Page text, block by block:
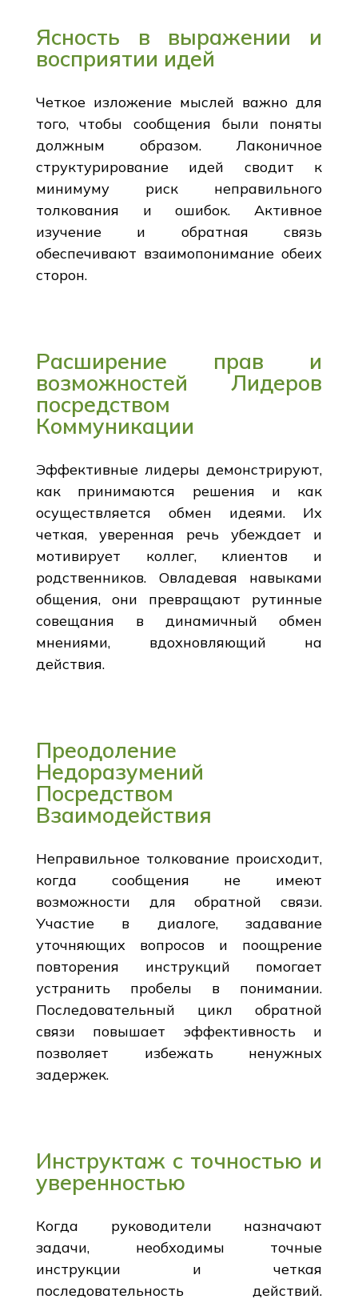
Ясность в выражении и
восприятии идей
Четкое изложение мыслей важно для
того, чтобы сообщения были поняты
должным образом. Лаконичное
структурирование идей сводит к
минимуму риск неправильного
толкования и ошибок. Активное
изучение и обратная связь
обеспечивают взаимопонимание обеих
сторон.
Расширение прав и
возможностей Лидеров
посредством
Коммуникации
Эффективные лидеры демонстрируют,
как принимаются решения и как
осуществляется обмен идеями. Их
четкая, уверенная речь убеждает и
мотивирует коллег, клиентов и
родственников. Овладевая навыками
общения, они превращают рутинные
совещания в динамичный обмен
мнениями, вдохновляющий на
действия.
Преодоление
Недоразумений
Посредством
Взаимодействия
Неправильное толкование происходит,
когда сообщения не имеют
возможности для обратной связи.
Участие в диалоге, задавание
уточняющих вопросов и поощрение
повторения инструкций помогает
устранить пробелы в понимании.
Последовательный цикл обратной
связи повышает эффективность и
позволяет избежать ненужных
задержек.
Инструктаж с точностью и
уверенностью
Когда руководители назначают
задачи, необходимы точные
инструкции и четкая
последовательность действий.